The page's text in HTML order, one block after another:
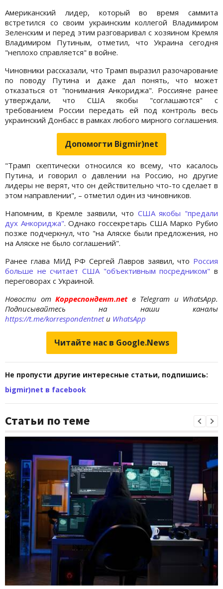
Американский лидер, который во время саммита
встретился со своим украинским коллегой Владимиром
Зеленским и перед этим разговаривал с хозяином Кремля
Владимиром Путиным, отметил, что Украина сегодня
"неплохо справляется" в войне.
Чиновники рассказали, что Трамп выразил разочарование
по поводу Путина и даже дал понять, что может
отказаться от "понимания Анкориджа". Россияне ранее
утверждали, что США якобы "соглашаются" с
требованием России передать ей под контроль весь
украинский Донбасс в рамках любого мирного соглашения.
Допомогти Bigmir)net
"Трамп скептически относился ко всему, что касалось
Путина, и говорил о давлении на Россию, но другие
лидеры не верят, что он действительно что-то сделает в
этом направлении", – отметил один из чиновников.
Напомним, в Кремле заявили, что США якобы "предали
дух Анкориджа". Однако госсекретарь США Марко Рубио
позже подчеркнул, что "на Аляске были предложения, но
на Аляске не было соглашений".
Ранее глава МИД РФ Сергей Лавров заявил, что Россия
больше не считает США "объективным посредником" в
переговорах с Украиной.
Новости отКорреспондент.net в Telegram и WhatsApp.
Подписывайтесь на наши каналы
https://t.me/korrespondentnetи WhatsApp
Читайте нас в Google.News
Не пропусти другие интересные статьи, подпишись:
bigmir)net в facebook
Статьи по теме